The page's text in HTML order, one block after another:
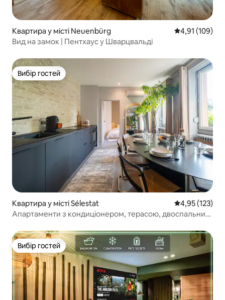
Квартира у місті Neuenbürg Середня
4,91 (109)
Вид на замок | Пентхаус у Шварцвальді
Вибір гостей
Вибір гостей
Квартира у місті Sélestat Середня
4,95 (123)
Апартаменти з кондиціонером, терасою, двоспальним
Вибір гостей
Вибір гостей